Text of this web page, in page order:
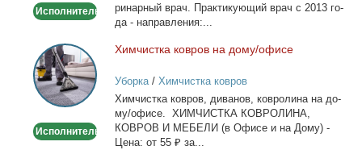
дом
Исполнитель
ри­нар­ный врач. Прак­ти­ку­ю­щий врач с 2013 го­
да - на­прав­ле­ния:...
Химчистка
ковров
на
дому/
Исполнитель
Хим­чист­ка ков­ров на до­му/офи­се
Уборка/ Химчистка ковров
Хим­чист­ка ков­ров, ди­ва­нов, ков­ро­ли­на на до­
му/офи­се. ХИМЧИСТКА КОВРОЛИНА,
КОВРОВ И МЕБЕЛИ (в Офи­се и на До­му) -
Це­на: от 55 ₽ за...